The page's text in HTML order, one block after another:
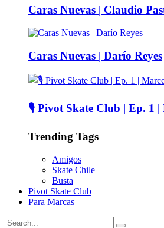
Caras Nuevas | Claudio
Caras Nuevas | Darío Reyes
🎙️ Pivot Skate Club | Ep. 1 |
Trending Tags
Amigos
Skate Chile
Busta
Pivot Skate Club
Para Marcas